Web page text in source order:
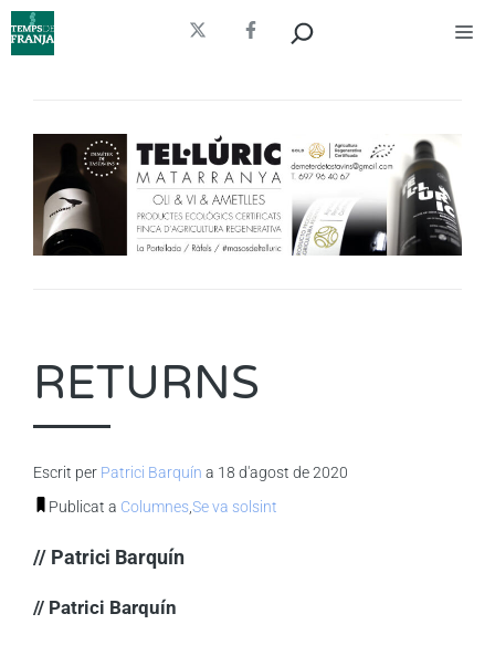
Vés
al
RETURNS
Escrit per Patrici Barquín a 18 d'agost de 2020
Publicat a ColumnesSe va solsint
// Patrici Barquín
// Patrici Barquín